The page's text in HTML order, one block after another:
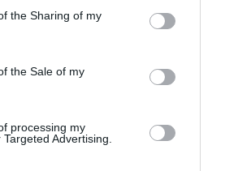
the Sharing of my
the Sale of my
processing my
Advertising.
denunciar la ruptura de la
de los comunistas- que
en separar a los niños de
a través de los colegios y de
del Régimen fomentar
tempranas y la falta de
Sencillamente, reunía las